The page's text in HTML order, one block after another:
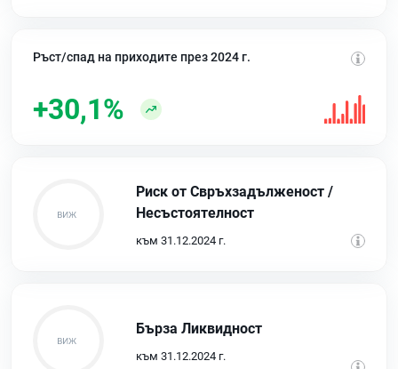
Ръст/спад на приходите през 2024 г.
+30,1%
Риск от Свръхзадълженост /
Несъстоятелност
към 31.12.2024 г.
Бърза Ликвидност
към 31.12.2024 г.